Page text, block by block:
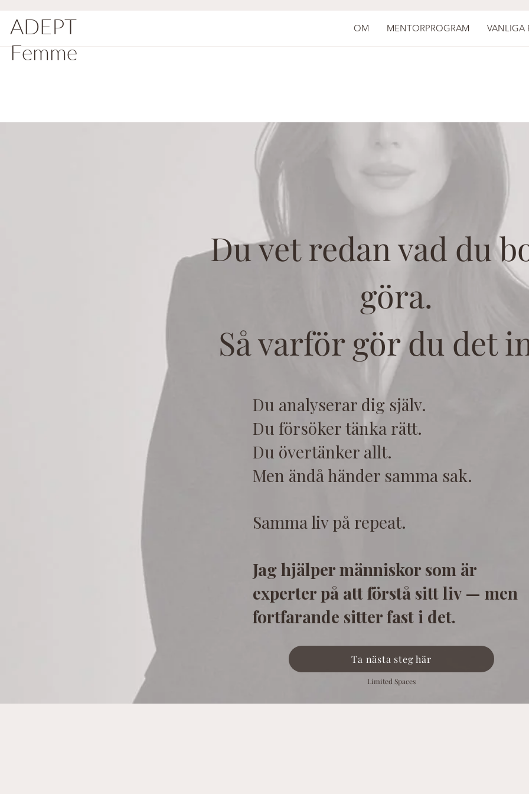
ADEPT
Femme
OM MENTORPROGRAM VANLIGA
Du vet redan vad du
göra.
Så varför gör du det
Du analyserar dig själv.
Du försöker tänka rätt.
Du övertänker allt.
Men ändå händer samma sak.
Samma liv på repeat.
Jag hjälper människor som är
experter på att förstå sitt liv — men
fortfarande sitter fast i det.
Ta nästa steg här
Limited Spaces